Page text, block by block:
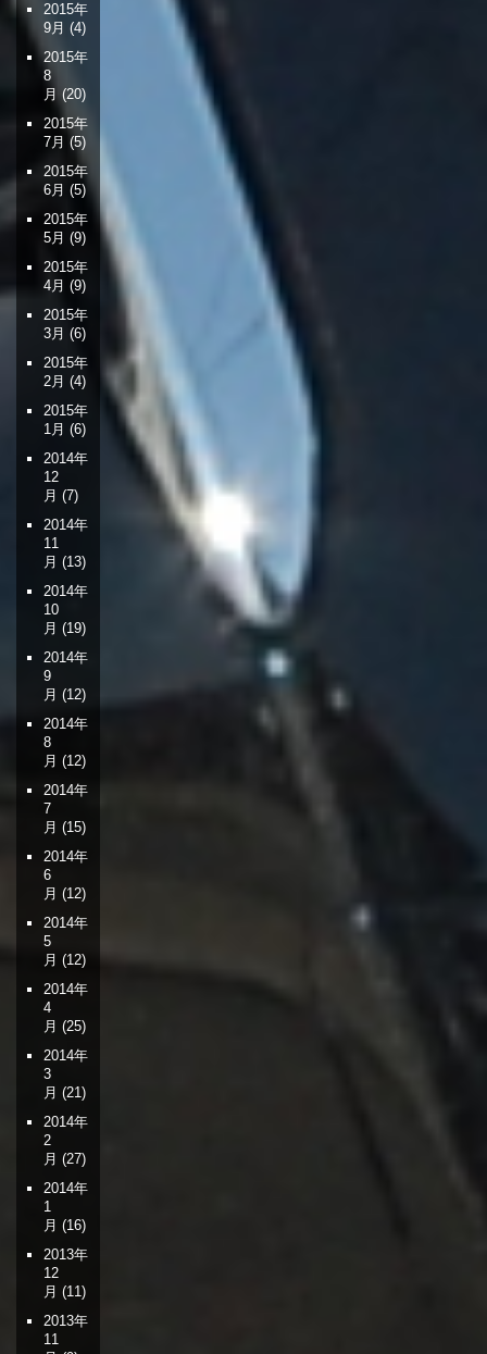
2015年
9月 (4)
2015年
8
月 (20)
2015年
7月 (5)
2015年
6月 (5)
2015年
5月 (9)
2015年
4月 (9)
2015年
3月 (6)
2015年
2月 (4)
2015年
1月 (6)
2014年
12
月 (7)
2014年
11
月 (13)
2014年
10
月 (19)
2014年
9
月 (12)
2014年
8
月 (12)
2014年
7
月 (15)
2014年
6
月 (12)
2014年
5
月 (12)
2014年
4
月 (25)
2014年
3
月 (21)
2014年
2
月 (27)
2014年
1
月 (16)
2013年
12
月 (11)
2013年
11